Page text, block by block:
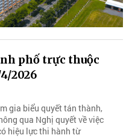
phố trực thuộc
2026
gia biểu quyết tán thành,
qua Nghị quyết về việc
hiệu lực thi hành từ